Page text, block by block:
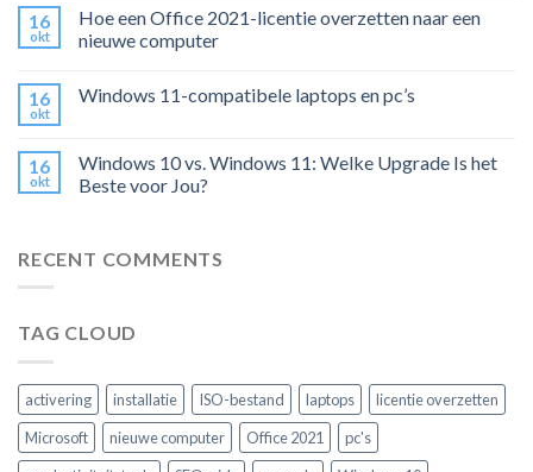
16
okt
Hoe een Office 2021-licentie overzetten naar een
nieuwe computer
16
okt
Windows 11-compatibele laptops en pc’s
16
okt
Windows 10 vs. Windows 11: Welke Upgrade Is het
Beste voor Jou?
RECENT COMMENTS
TAG CLOUD
activering installatie ISO-bestand laptops
licentie overzetten
Microsoft
nieuwe computer Office 2021
pc's